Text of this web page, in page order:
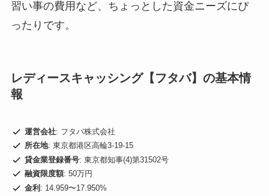
習い事の費用など、ちょっとした資金ニーズにぴ
ったりです。
レディースキャッシング【フタバ】の基本情
報
運営会社: フタバ株式会社
所在地: 東京都港区高輪3-19-15
貸金業登録番号: 東京都知事(4)第31502号
融資限度額: 50万円
金利 : 14.959〜17.950%